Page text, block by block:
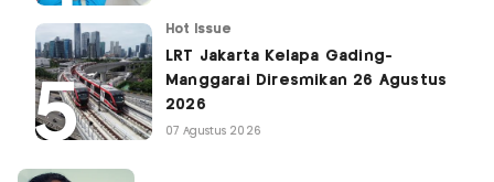
Hot Issue
LRT Jakarta Kelapa Gading-
Manggarai Diresmikan 26 Agustus
2026
07 Agustus 2026